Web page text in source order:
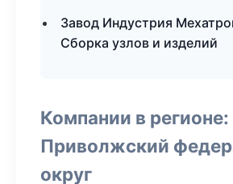
Завод Индустрия
Сборка узлов и изделий
Компании в регионе:
Приволжский
округ